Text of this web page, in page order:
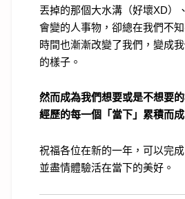
丟掉的那個大水溝（好壞XD）
會變的人事物，卻總在我們不
時間也漸漸改變了我們，變成
的樣子。
然而成為我們想要或是不想要
經歷的每一個「當下」累積而
祝福各位在新的一年，可以完
並盡情體驗活在當下的美好。